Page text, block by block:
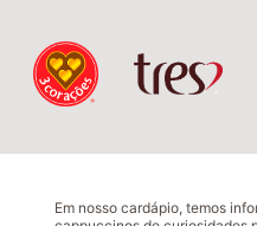
Em nosso cardápio, temos